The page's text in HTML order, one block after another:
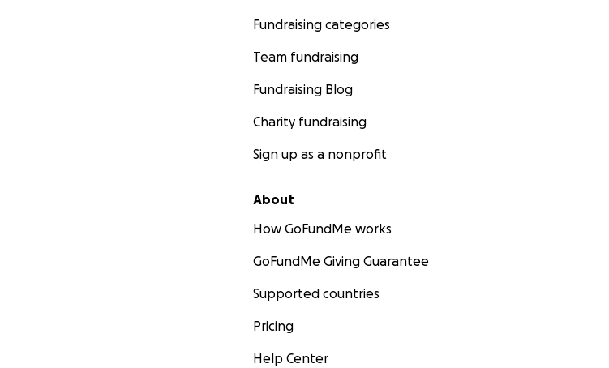
Fundraising categories
Team fundraising
Fundraising Blog
Charity fundraising
Sign up as a nonprofit
About
How GoFundMe works
GoFundMe Giving Guarantee
Supported countries
Pricing
Help Center